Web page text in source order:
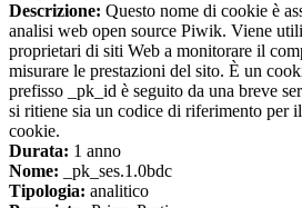
Descrizione: Questo nome di cookie è
analisi web open source Piwik. Viene
proprietari di siti Web a monitorare il
misurare le prestazioni del sito. È un
prefisso _pk_id è seguito da una breve
si ritiene sia un codice di riferimento per
cookie.
Durata: 1 anno
Nome: _pk_ses.1.0bdc
Tipologia: analitico